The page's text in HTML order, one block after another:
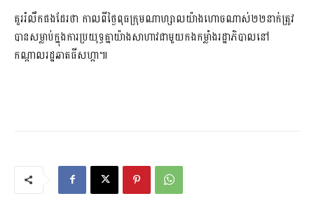
គួររំលឹកផងដែរថា កាលពីថ្ងៃពុធក្រុមណាហ្សាលយ៉ាងហោចណាស់២២នាក់ត្រូវ
បានសម្លាប់ក្នុងការប្រយុទ្ធគ្នាយ៉ាងសាហាវជាមួយកងកម្លាំងរដ្ឋាភិបាលនៅ
កណ្តាលរដ្ឋឆាតធីសហ្កា៕